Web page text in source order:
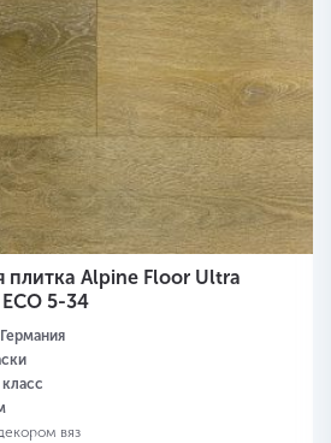
плитка Alpine Floor Ultra
5-34
Германия
вяз